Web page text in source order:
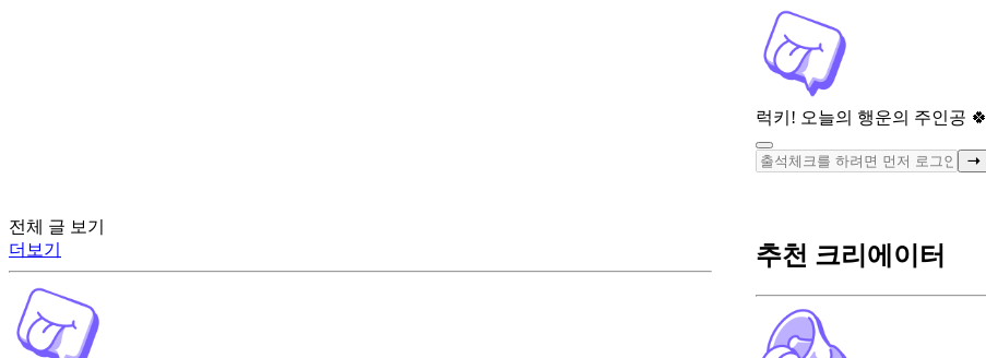
럭키! 오늘의 행운의 주인공 🍀
전체 글 보기
더보기
추천 크리에이터